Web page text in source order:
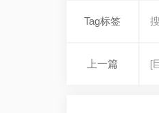
Tag标签
上一篇 [